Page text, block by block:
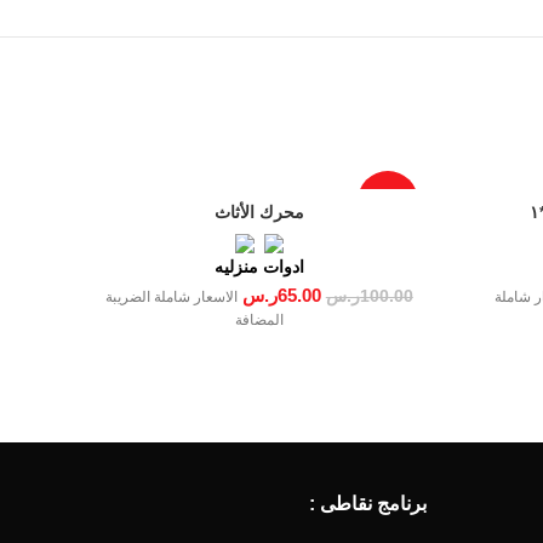
شاملة
محرك الأثاث
ادوات منزليه
100.00ر.س 65.00ر.س
الاسعار شاملة الضريبة
المضافة
برنامج نقاطى :